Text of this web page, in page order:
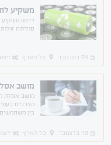
משקיע
דרוש משקיע
סוללות
04 בנובמבר כל הארץ
מושב
מושב אסלה
הצרכים
בין
19 בדצמבר כל הארץ